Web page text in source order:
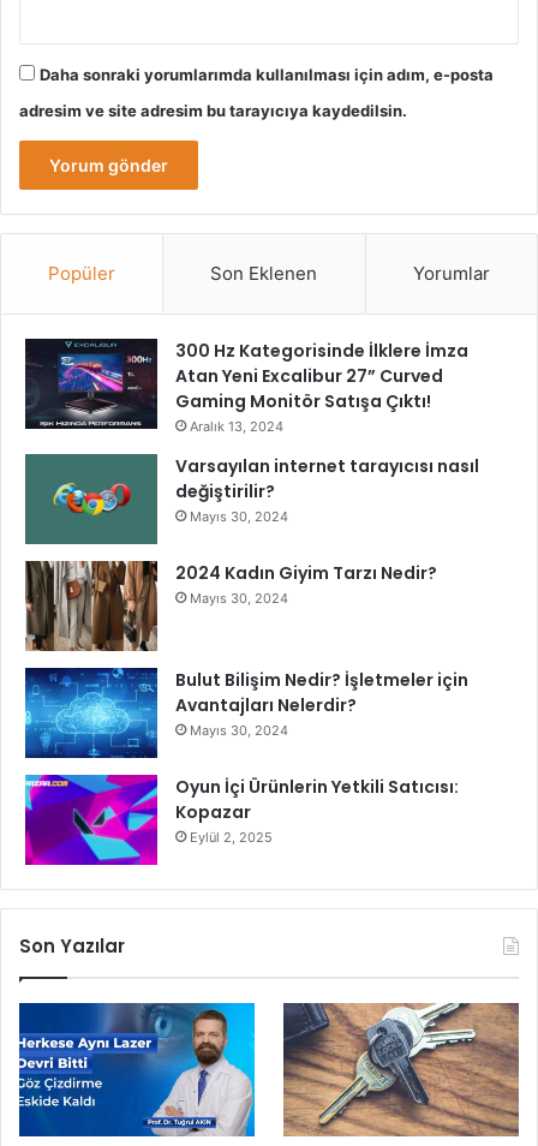
Daha sonraki yorumlarımda kullanılması için adım, e-posta
adresim ve site adresim bu tarayıcıya kaydedilsin.
Popüler Son Eklenen Yorumlar
300 Hz Kategorisinde İlklere İmza
Atan Yeni Excalibur 27” Curved
Gaming Monitör Satışa Çıktı!
Aralık 13, 2024
Varsayılan internet tarayıcısı nasıl
değiştirilir?
Mayıs 30, 2024
2024 Kadın Giyim Tarzı Nedir?
Mayıs 30, 2024
Bulut Bilişim Nedir? İşletmeler için
Avantajları Nelerdir?
Mayıs 30, 2024
Oyun İçi Ürünlerin Yetkili Satıcısı:
Kopazar
Eylül 2, 2025
Son Yazılar